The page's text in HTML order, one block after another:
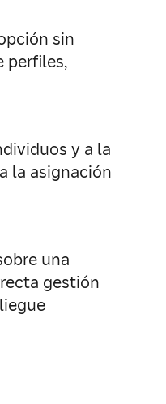
sin
perfiles,
y a la
la asignación
una
gestión